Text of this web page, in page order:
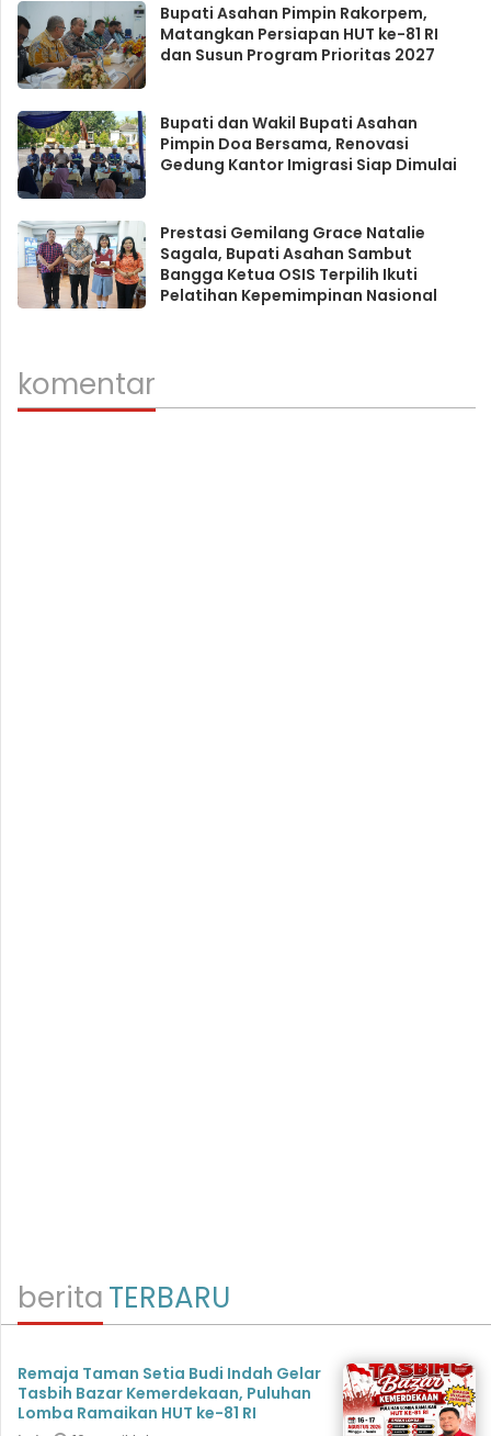
Bupati Asahan Pimpin Rakorpem,
Matangkan Persiapan HUT ke-81 RI
dan Susun Program Prioritas 2027
Bupati dan Wakil Bupati Asahan
Pimpin Doa Bersama, Renovasi
Gedung Kantor Imigrasi Siap Dimulai
Prestasi Gemilang Grace Natalie
Sagala, Bupati Asahan Sambut
Bangga Ketua OSIS Terpilih Ikuti
Pelatihan Kepemimpinan Nasional
komentar
beritaTERBARU
Remaja Taman Setia Budi Indah Gelar
Tasbih Bazar Kemerdekaan, Puluhan
Lomba Ramaikan HUT ke-81 RI